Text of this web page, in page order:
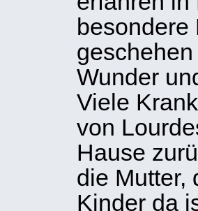
besondere
Wunder
Viele
von
Hause
die Mutter,
Kinder da